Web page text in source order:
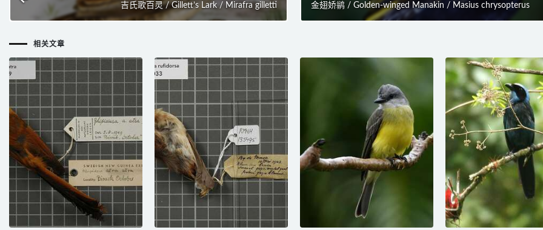
吉氏歌百灵 / Gillett’s Lark / Mirafra gilletti 金翅娇鹟 / Golden-winged Manakin / Masius chrysopterus
相关文章